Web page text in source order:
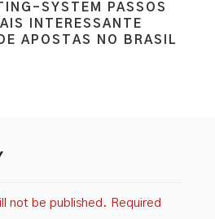
SYSTEM PASSOS
INTERESSANTE
APOSTAS NO BRASIL
not be published. Required